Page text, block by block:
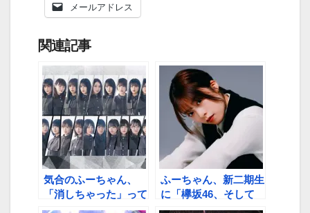
メールアドレス
関連記事
気合のふーちゃん、
「消しちゃった」って
何？
ふーちゃん、新二期生
に「欅坂46、そして
櫻坂46に入ってきて